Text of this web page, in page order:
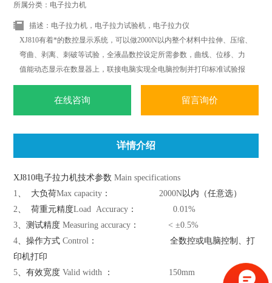
所属分类：电子拉力机
描述：电子拉力机，电子拉力试验机，电子拉力仪
XJ810有着*的数控显示系统，可以做2000N以内整个材料中拉伸、压缩、
弯曲、剥离、刺破等试验，全液晶数控设定所需参数，曲线、位移、力
值能动态显示在数显器上，联接电脑实现全电脑控制并打印标准试验报
告；*改变传统材料式试验机机台笨重、操作复杂、性能单一之缺点。外
观采用挤型封板及高级烤漆处理，更显美观大方。
在线咨询 留言询价
详情介绍
XJ810电子拉力机技术参数 Main specifications
1、 大负荷Max capacity ： 2000N以内（任意选）
2、 荷重元精度Load Accuracy ：
0.01%
3、测试精度 Measuring accuracy ：
< ±0.5%
4、操作方式 Control ：
全数控或电脑控制、打
印机打印
5、有效宽度 Valid width ：
150mm